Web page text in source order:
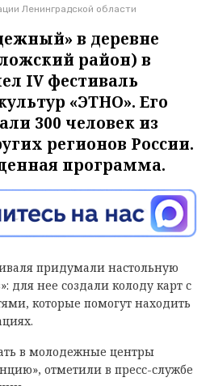
Ленинградской области
в деревне
район) в
IV фестиваль
«ЭТНО». Его
300 человек из
регионов России.
программа.
придумали настольную
для нее создали колоду карт с
которые помогут находить
в молодежные центры
отметили в пресс-службе